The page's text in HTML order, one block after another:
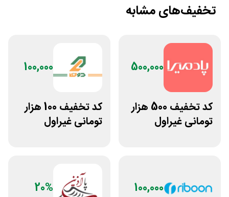
تخفیف‌های مشابه
500,000
کد تخفیف 500 هزار
تومانی غیراول
100,000
کد تخفیف 100 هزار
تومانی غیراول
100,000
20%